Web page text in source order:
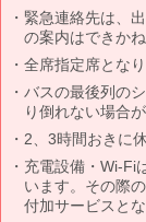
緊急連絡先は、
の案内はできかね
全席指定席とな
バスの最後列の
り倒れない場合
2、3時間おきに
充電設備・Wi-Fi
います。その際
付加サービスと